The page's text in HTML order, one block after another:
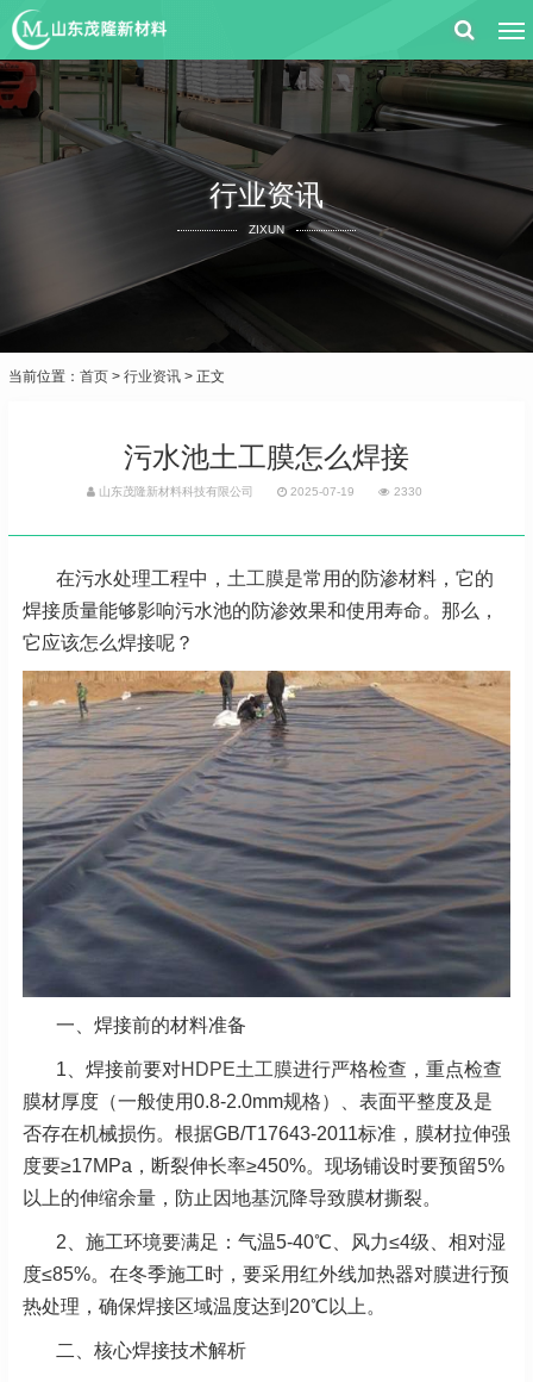
行业资讯
ZIXUN
当前位置： 首页 > 行业资讯 > 正文
污水池土工膜怎么焊接
山东茂隆新材料科技有限公司 2025-07-19 2330
在污水处理工程中， 土工膜是常用的防渗材料，它的
焊接质量能够影响污水池的防渗效果和使用寿命。那么，
它应该怎么焊接呢？
一、焊接前的材料准备
1、焊接前要对HDPE土工膜进行严格检查，重点检查
膜材厚度（一般使用0.8-2.0mm规格）、表面平整度及是
否存在机械损伤。根据GB/T17643-2011标准，膜材拉伸强
度要≥17MPa，断裂伸长率≥450%。现场铺设时要预留5%
以上的伸缩余量，防止因地基沉降导致膜材撕裂。
2、 施工环境要满足：气温5-40℃、风力≤4级、相对湿
度≤85%。在冬季施工时，要采用红外线加热器对膜进行预
热处理，确保焊接区域温度达到20℃以上。
二、核心焊接技术解析